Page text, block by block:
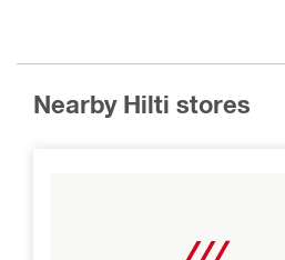
Nearby Hilti stores